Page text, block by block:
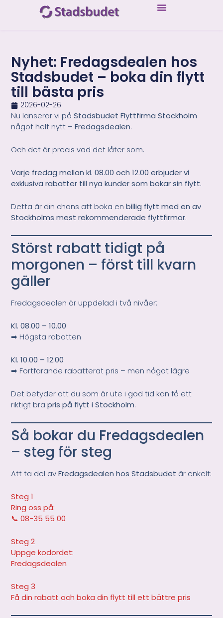
Nyhet: Fredagsdealen hos
Stadsbudet – boka din flytt
till bästa pris
2026-02-26
Nu lanserar vi påStadsbudet Flyttfirma Stockholm
något helt nytt –Fredagsdealen.
Och det är precis vad det låter som.
Varje fredag mellan kl. 08.00 och 12.00 erbjuder vi
exklusiva rabatter till nya kunder som bokar sin flytt.
Detta är din chans att boka enbillig flytt med en av
Stockholms mest rekommenderade flyttfirmor.
Störst rabatt tidigt på
morgonen – först till kvarn
gäller
Fredagsdealen är uppdelad i två nivåer:
Kl. 08.00 – 10.00
➡ Högsta rabatten
Kl. 10.00 – 12.00
➡ Fortfarande rabatterat pris – men något lägre
Det betyder att du som är ute i god tid kan få ett
riktigt brapris på flytt i Stockholm.
Så bokar du Fredagsdealen
– steg för steg
Att ta del avFredagsdealen hos Stadsbudet är enkelt:
Steg 1
Ring oss på:
📞 08-35 55 00
Steg 2
Uppge kodordet:
Fredagsdealen
Steg 3
Få din rabatt och boka din flytt till ett bättre pris